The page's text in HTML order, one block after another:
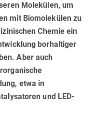
Molekülen, um
mit Biomolekülen zu
Chemie ein
borhaltiger
Aber auch
etwa in
und LED-